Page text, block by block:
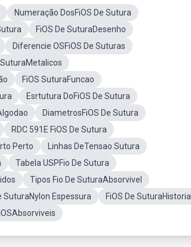
Numeração DosFiOS De Sutura
FiOS De SuturaDesenho
Diferencie OSFiOS De Suturas
SuturaMetalicos
FiOS SuturaFuncao
Esrtutura DoFiOS De Sutura
DiametrosFiOS De Sutura
RDC 591E FiOS De Sutura
Perto
Linhas DeTensao Sutura
Tabela USPFio De Sutura
Tipos Fio De SuturaAbsorvivel
SuturaNylon Espessura
FiOS De SuturaHistoria